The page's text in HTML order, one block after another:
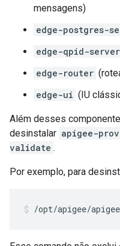
mensagens)
edge-postgres-
edge-qpid-server
edge-router
edge-ui (IU
Além desses
desinstalar apigee-
validate .
Por exemplo, para
/opt/apigee/